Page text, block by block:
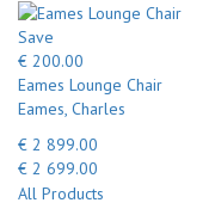
Save
€ 200.00
Eames Lounge Chair
Eames, Charles
€ 2 899.00
€ 2 699.00
All Products